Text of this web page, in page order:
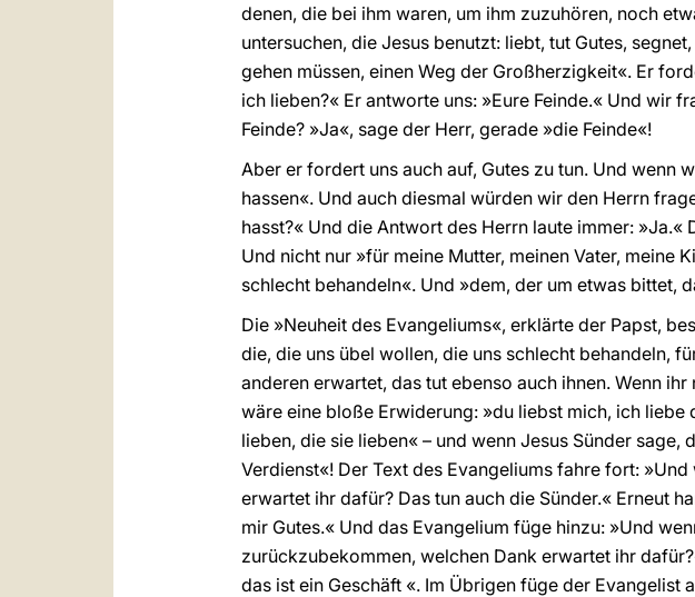
denen, die bei ihm waren, um ihm zuzuhören, noch
untersuchen, die Jesus benutzt: liebt, tut Gutes,
gehen müssen, einen Weg der Großherzigkeit«. Er
ich lieben?« Er antworte uns: »Eure Feinde.« Und wir
Feinde? »Ja«, sage der Herr, gerade »die Feinde«!
Aber er fordert uns auch auf, Gutes zu tun. Und wenn
hassen«. Und auch diesmal würden wir den Herrn
hasst?« Und die Antwort des Herrn laute immer:
Und nicht nur »für meine Mutter, meinen Vater, meine
schlecht behandeln«. Und »dem, der um etwas bittet,
Die »Neuheit des Evangeliums«, erklärte der Papst,
die, die uns übel wollen, die uns schlecht behandeln,
anderen erwartet, das tut ebenso auch ihnen. Wenn
wäre eine bloße Erwiderung: »du liebst mich, ich liebe
lieben, die sie lieben« – und wenn Jesus Sünder
Verdienst«! Der Text des Evangeliums fahre fort:
erwartet ihr dafür? Das tun auch die Sünder.« Erneut
mir Gutes.« Und das Evangelium füge hinzu: »Und
zurückzubekommen, welchen Dank erwartet ihr
das ist ein Geschäft «. Im Übrigen füge der Evangelist